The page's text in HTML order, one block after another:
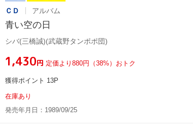
ＣＤ アルバム
青い空の日
シバ(三橋誠)(武蔵野タンポポ団)
¥1,430円 定価より880円（38%）おトク
獲得ポイント 13P
在庫あり
発売年月日：1989/09/25